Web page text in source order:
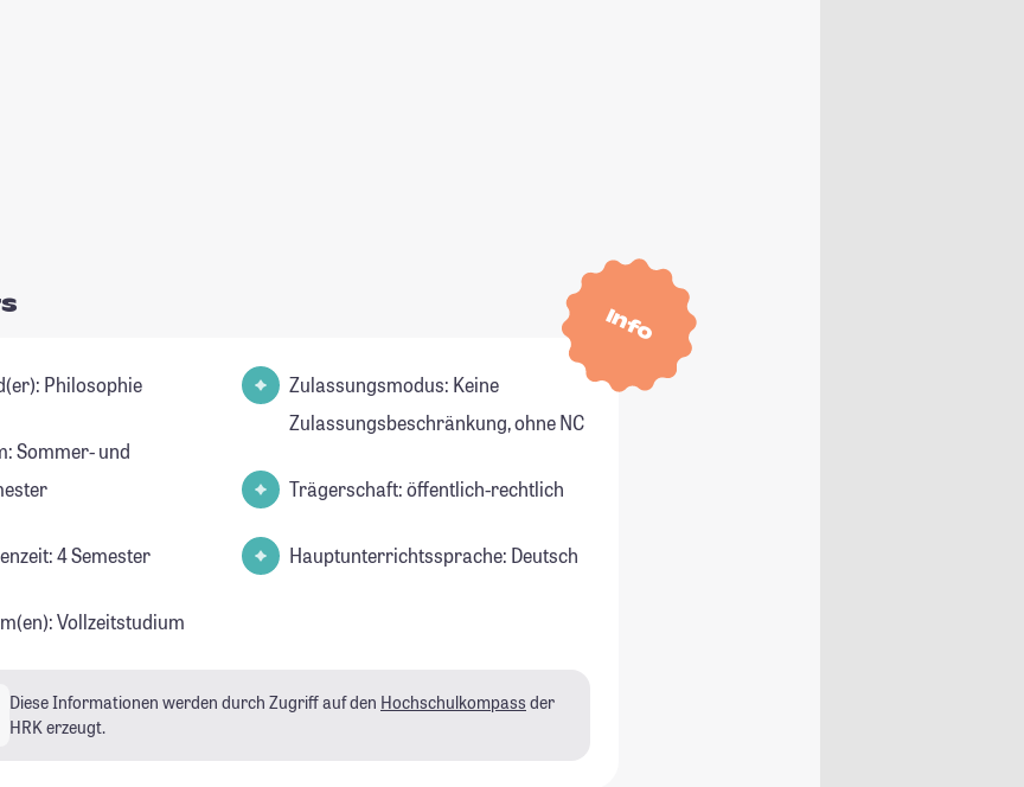
Info
Studienfeld(er): Philosophie
Sommer- und
4 Semester
Vollzeitstudium
Zulassungsmodus: Keine
Zulassungsbeschränkung, ohne NC
Trägerschaft: öffentlich-rechtlich
Hauptunterrichtssprache: Deutsch
Diese Informationen werden durch Zugriff auf den Hochschulkompass der
HRK erzeugt.